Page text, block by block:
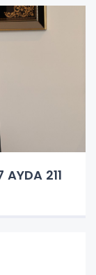
AYDA 211